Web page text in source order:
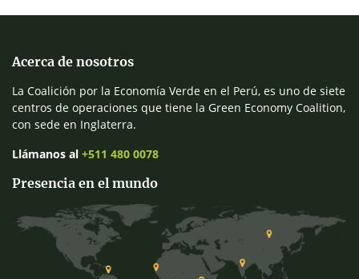
Acerca de nosotros
La Coalición por la Economía Verde en el Perú, es uno de siete
centros de operaciones que tiene la Green Economy Coalition,
con sede en Inglaterra.
Llámanos al +511 480 0078
Presencia en el mundo